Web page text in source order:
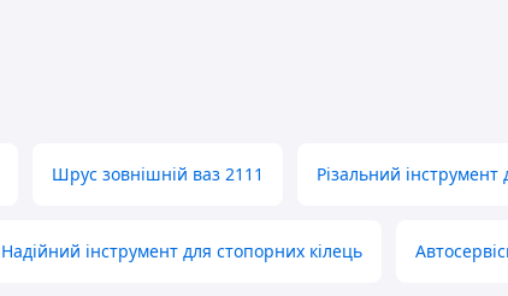
Шрус зовнішній ваз 2111 Різальний
Надійний інструмент для стопорних кілець